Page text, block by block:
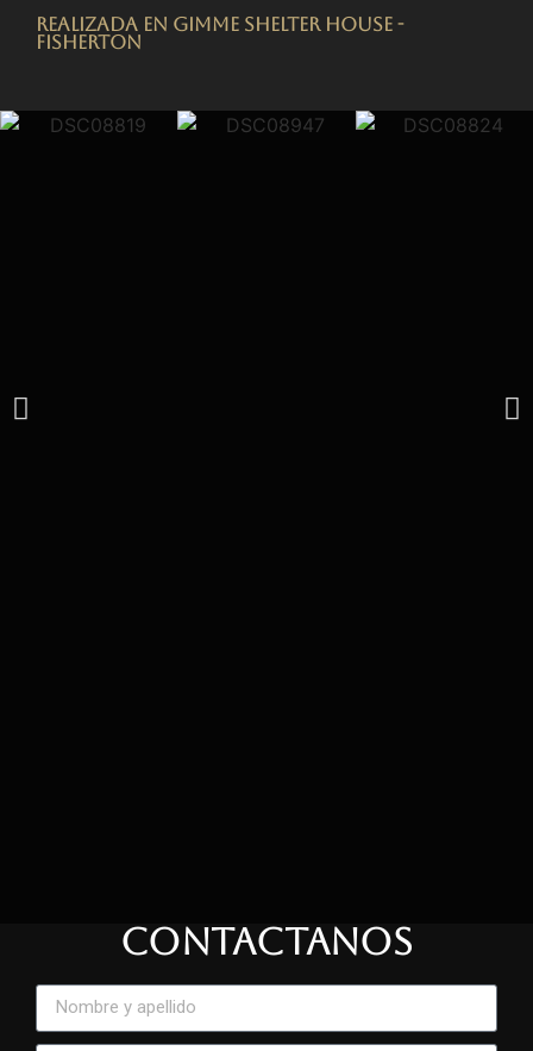
Realizada en Gimme Shelter House -
FISHERTON
CONTACTANOS